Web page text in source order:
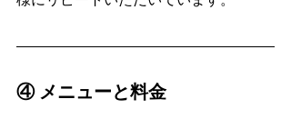
④ メニューと料金